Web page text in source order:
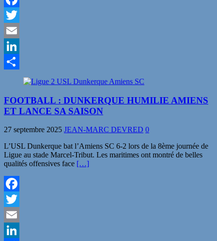
Facebook
Twitter
Email
LinkedIn
Partager
FOOTBALL : DUNKERQUE HUMILIE AMIENS
ET LANCE SA SAISON
27 septembre 2025 JEAN-MARC DEVRED 0
L’USL Dunkerque bat l’Amiens SC 6-2 lors de la 8ème journée de
Ligue au stade Marcel-Tribut. Les maritimes ont montré de belles
qualités offensives face […]
Facebook
Twitter
Email